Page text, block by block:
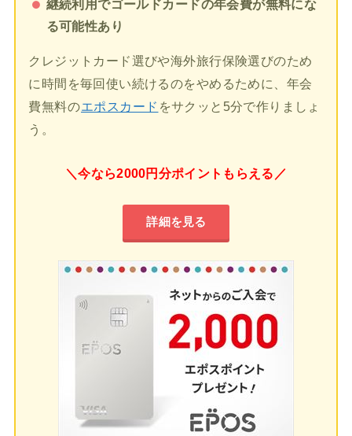
継続利用でゴールドカードの年会費が無料にな
る可能性あり
クレジットカード選びや海外旅行保険選びのため
に時間を毎回使い続けるのをやめるために、年会
費無料のエポスカード をサクッと5分で作りましょ
う。
＼今なら2000円分ポイントもらえる／
詳細を見る